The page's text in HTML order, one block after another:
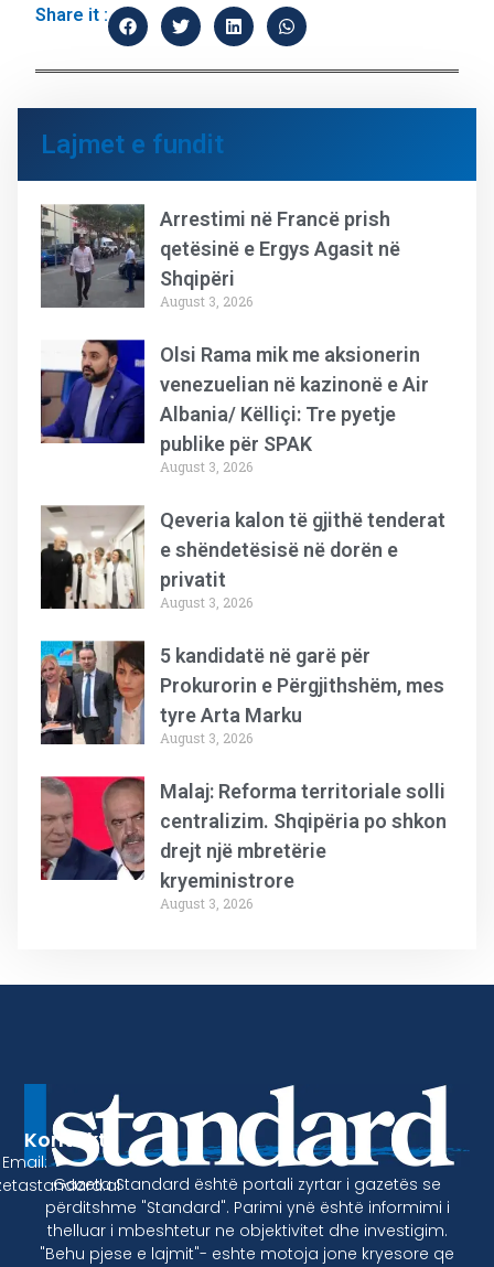
Share it :
Lajmet e fundit
Arrestimi në Francë prish
qetësinë e Ergys Agasit në
Shqipëri
August 3, 2026
Olsi Rama mik me aksionerin
venezuelian në kazinonë e Air
Albania/ Këlliçi: Tre pyetje
publike për SPAK
August 3, 2026
Qeveria kalon të gjithë tenderat
e shëndetësisë në dorën e
privatit
August 3, 2026
5 kandidatë në garë për
Prokurorin e Përgjithshëm, mes
tyre Arta Marku
August 3, 2026
Malaj: Reforma territoriale solli
centralizim. Shqipëria po shkon
drejt një mbretërie
kryeministrore
August 3, 2026
Gazeta Standard është portali zyrtar i gazetës se
përditshme "Standard". Parimi ynë është informimi i
thelluar i mbeshtetur ne objektivitet dhe investigim.
"Behu pjese e lajmit"- eshte motoja jone kryesore qe
Kontakt
Email: